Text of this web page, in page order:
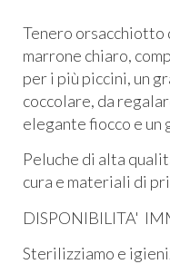
Tenero orsacchiotto
marrone chiaro,
per i più piccini, un
coccolare, da
elegante fiocco e un
Peluche di alta
cura e materiali di
DISPONIBILITA'
Sterilizziamo e